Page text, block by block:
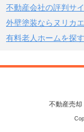
不動産会社の評判サ
外壁塗装ならヌリカエ
有料老人ホームを探
不動産売却